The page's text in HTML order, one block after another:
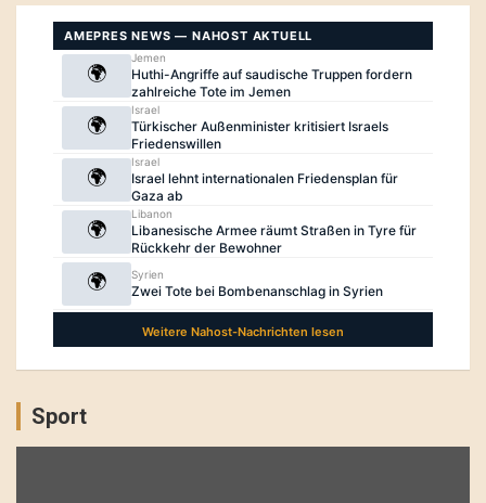
Sport